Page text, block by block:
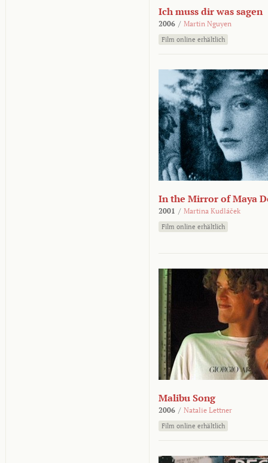
Ich muss dir was sagen
2006 / Martin Nguyen
Film online erhältlich
In the Mirror of Maya
2001 / Martina Kudláček
Film online erhältlich
Malibu Song
2006 / Natalie Lettner
Film online erhältlich